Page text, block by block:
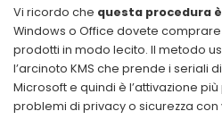
Vi ricordo che questa procedura è
Windows o Office dovete
prodotti in modo lecito. Il metodo
l’arcinoto KMS che prende i seriali
Microsoft e quindi è l’attivazione
problemi di privacy o sicurezza con